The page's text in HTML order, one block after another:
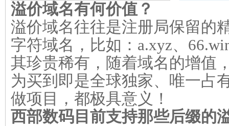
溢价域名有何价值？
溢价域名往往是注册局保留的
字符域名，比如：a.xyz、
其珍贵稀有，随着域名的增值
为买到即是全球独家、唯一占
做项目，都极具意义！
西部数码目前支持那些后缀的